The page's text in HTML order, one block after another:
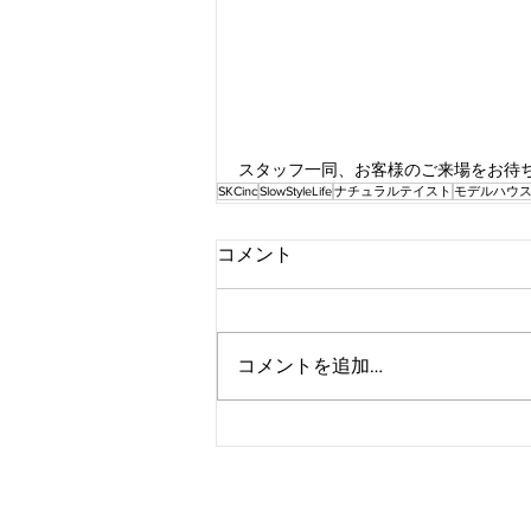
スタッフ一同、お客様のご来場をお待
SKCincSlowStyleLifeナチュラルテイスト モデルハウス
コメント
コメントを追加…